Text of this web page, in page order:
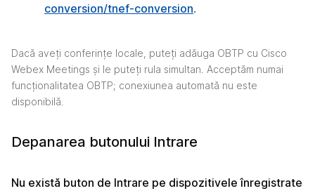
conversion/tnef-conversion.
Dacă aveți conferințe locale, puteți adăuga OBTP cu Cisco
Webex Meetings și le puteți rula simultan. Acceptăm numai
funcționalitatea OBTP; conexiunea automată nu este
disponibilă.
Depanarea butonului Intrare
Nu există buton de Intrare pe dispozitivele înregistrate